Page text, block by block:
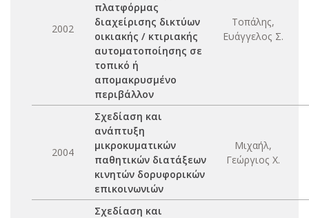
2002
πλατφόρμας
διαχείρισης δικτύων
οικιακής / κτιριακής
αυτοματοποίησης σε
τοπικό ή
απομακρυσμένο
περιβάλλον
Τοπάλης,
Ευάγγελος Σ.
2004
Σχεδίαση και
ανάπτυξη
μικροκυματικών
παθητικών διατάξεων
κινητών δορυφορικών
επικοινωνιών
Μιχαήλ,
Γεώργιος Χ.
Σχεδίαση και